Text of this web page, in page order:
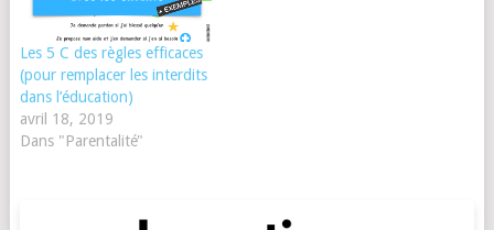
Les 5 C des règles efficaces
(pour remplacer les interdits
dans l’éducation)
avril 18, 2019
Dans "Parentalité"